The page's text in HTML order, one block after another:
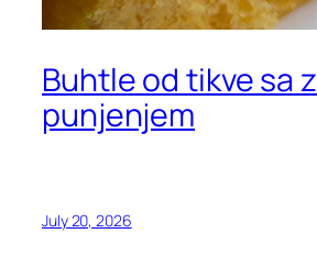
Buhtle od tikve sa
punjenjem
July 20, 2026